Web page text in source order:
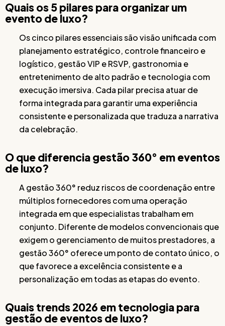
Quais os 5 pilares para organizar um
evento de luxo?
Os cinco pilares essenciais são visão unificada com
planejamento estratégico, controle financeiro e
logístico, gestão VIP e RSVP, gastronomia e
entretenimento de alto padrão e tecnologia com
execução imersiva. Cada pilar precisa atuar de
forma integrada para garantir uma experiência
consistente e personalizada que traduza a narrativa
da celebração.
O que diferencia gestão 360° em eventos
de luxo?
A gestão 360° reduz riscos de coordenação entre
múltiplos fornecedores com uma operação
integrada em que especialistas trabalham em
conjunto. Diferente de modelos convencionais que
exigem o gerenciamento de muitos prestadores, a
gestão 360° oferece um ponto de contato único, o
que favorece a excelência consistente e a
personalização em todas as etapas do evento.
Quais trends 2026 em tecnologia para
gestão de eventos de luxo?